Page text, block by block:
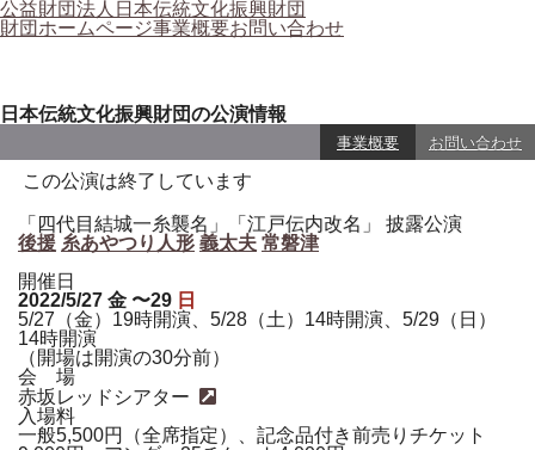
公益財団法人日本伝統文化振興財団
財団ホームページ事業概要お問い合わせ
日本伝統文化振興財団の公演情報
事業概要 お問い合わせ
この公演は終了しています
「四代目結城一糸襲名」「江戸伝内改名」 披露公演
後援 糸あやつり人形 義太夫 常磐津
開催日
2022/5/27 金 〜29 日
5/27（金）19時開演、5/28（土）14時開演、5/29（日）
14時開演
（開場は開演の30分前）
会 場
赤坂レッドシアター
入場料
一般5,500円（全席指定）、記念品付き前売りチケット